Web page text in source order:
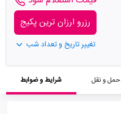
رزرو ارزان ترین پکیج
تغییر تاریخ و تعداد شب
حمل و نقل شرایط و ضوابط